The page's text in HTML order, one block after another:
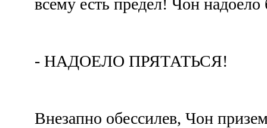
всему есть предел! Чон надоело
- НАДОЕЛО ПРЯТАТЬСЯ!
Внезапно обессилев, Чон